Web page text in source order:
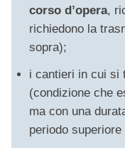
corso d’opera,
richiedono la
sopra);
i cantieri in cui si
(condizione che
ma con una
periodo superiore